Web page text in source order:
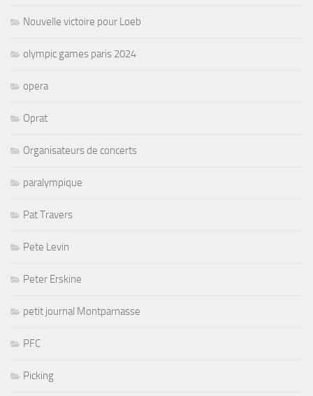
Nouvelle victoire pour Loeb
olympic games paris 2024
opera
Oprat
Organisateurs de concerts
paralympique
Pat Travers
Pete Levin
Peter Erskine
petit journal Montparnasse
PFC
Picking